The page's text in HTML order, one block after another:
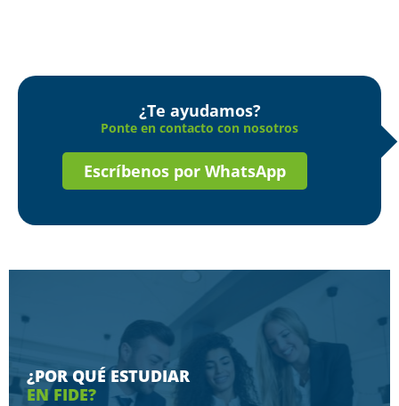
¿Te ayudamos?
Ponte en contacto con nosotros
Escríbenos por WhatsApp
¿POR QUÉ ESTUDIAR
EN FIDE?